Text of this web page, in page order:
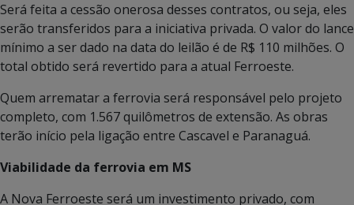
Será feita a cessão onerosa desses contratos, ou seja, eles
serão transferidos para a iniciativa privada. O valor do lance
mínimo a ser dado na data do leilão é de R$ 110 milhões. O
total obtido será revertido para a atual Ferroeste.
Quem arrematar a ferrovia será responsável pelo projeto
completo, com 1.567 quilômetros de extensão. As obras
terão início pela ligação entre Cascavel e Paranaguá.
Viabilidade da ferrovia em MS
A Nova Ferroeste será um investimento privado, com